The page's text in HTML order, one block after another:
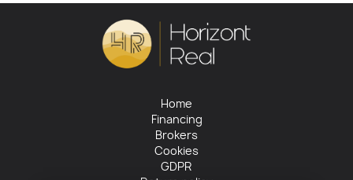
Home
Financing
Brokers
Cookies
GDPR